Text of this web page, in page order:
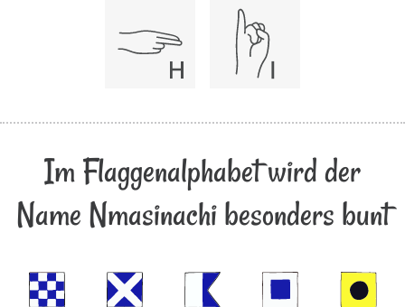
Im Flaggenalphabet wird der
Name Nmasinachi besonders bunt